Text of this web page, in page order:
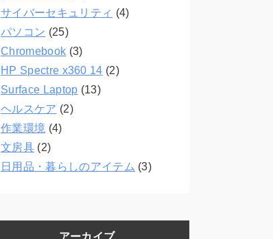
サイバーセキュリティ (4)
パソコン (25)
Chromebook (3)
HP Spectre x360 14 (2)
Surface Laptop (13)
ヘルスケア (2)
作業環境 (4)
文房具(2)
日用品・暮らしのアイテム (3)
アーカイブ